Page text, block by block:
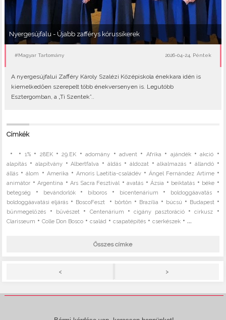
Nyergesújfalu - Újabb zafférys kórussikerek
#Magyar Tartomány 2026-04-24, Péntek
A nyergesújfalui Zafféry Károly Szalézi Középiskola énekkara idén is
kiemelkedően szerepelt több énekversenyen is. Legutóbb
Esztergomban, a „Ti Szentek”..
Címkék
• • 1%• 28EK•29.EK •adomány •advent • Afrika • ajándék•akció •
alapítás • alapítvány•Albertfalva •áldás • áldozat •alkalmazás • állandó•
állás •álom • Amerika • Amoris Laetitia-családév •Ángel Fernández Artime•
animátor •Argentína •Ars Sacra Fesztivál •avatás •Ázsia • beiktatás • béke •
betegség • bevándorlók• bíboros • bicentenárium • boldoggáavatás•
boldoggáavatási eljárás • BoscoFeszt • börtön • Brazília • búcsú • Budapest •
bűnmegelőzés • bűvészet • Centenárium •cigány pasztoráció•cirkusz •
Clarisseum •Colle Don Bosco •család •csapatépítés •cserkészek • ...
Összes címke
< >